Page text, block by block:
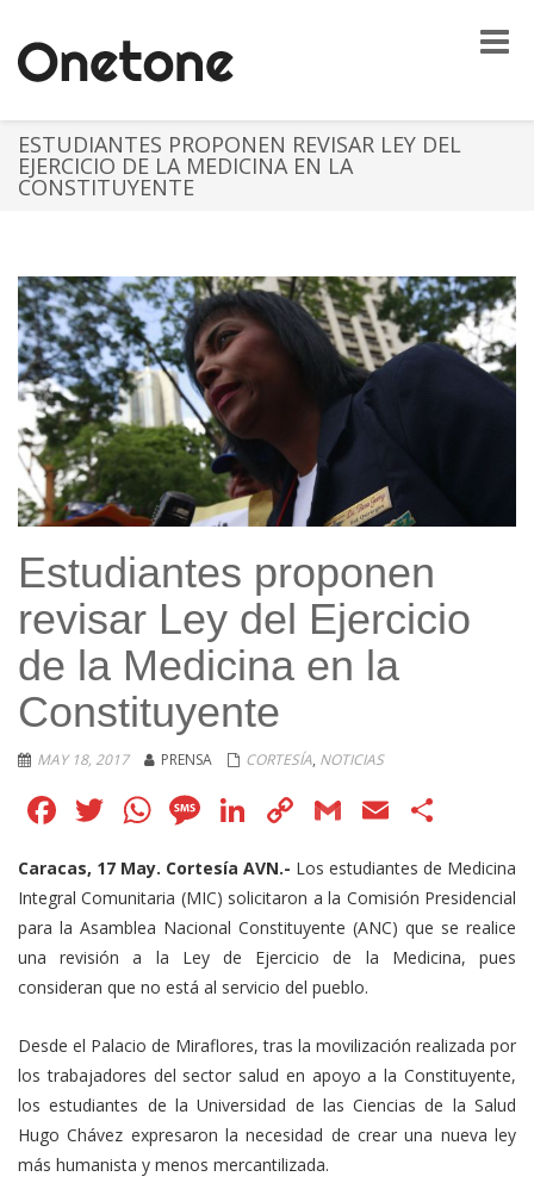
Toggle
ESTUDIANTES PROPONEN REVISAR LEY DEL
EJERCICIO DE LA MEDICINA EN LA
CONSTITUYENTE
Estudiantes proponen
revisar Ley del Ejercicio
de la Medicina en la
Constituyente
MAY 18, 2017 PRENSA CORTESÍA, NOTICIAS
Facebook
Twitter
WhatsApp
Message
LinkedIn
Copy
Link
GmailEmail
Caracas, 17 May. Cortesía AVN.- Los estudiantes de Medicina
Integral Comunitaria (MIC) solicitaron a la Comisión Presidencial
para la Asamblea Nacional Constituyente (ANC) que se realice
una revisión a la Ley de Ejercicio de la Medicina, pues
consideran que no está al servicio del pueblo.
Desde el Palacio de Miraflores, tras la movilización realizada por
los trabajadores del sector salud en apoyo a la Constituyente,
los estudiantes de la Universidad de las Ciencias de la Salud
Hugo Chávez expresaron la necesidad de crear una nueva ley
más humanista y menos mercantilizada.